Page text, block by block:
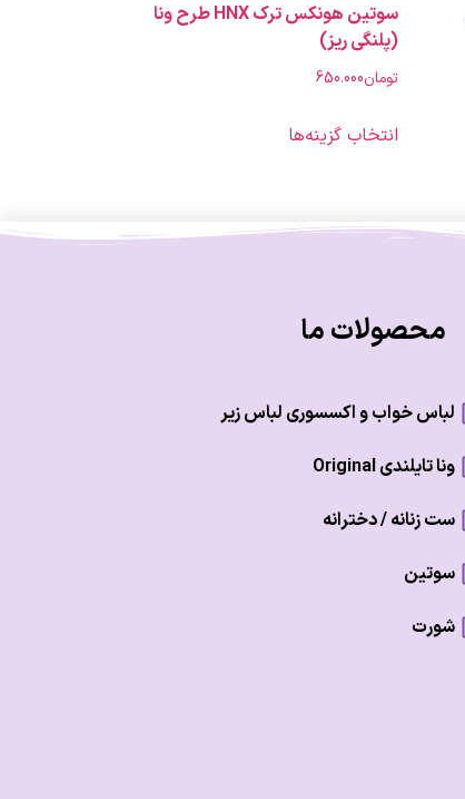
سوتین هونکس ترک HNX طرح ونا
(پلنگی ریز)
تومان650.000
انتخاب گزینه‌ها
محصولات ما
لباس خواب و اکسسوری لباس زیر
ونا تایلندی Original
ست زنانه / دخترانه
سوتین
شورت